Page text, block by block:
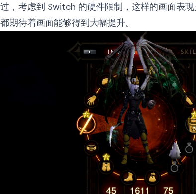
过，考虑到 Switch 的硬件限制，这样的画面表
都期待着画面能够得到大幅提升。